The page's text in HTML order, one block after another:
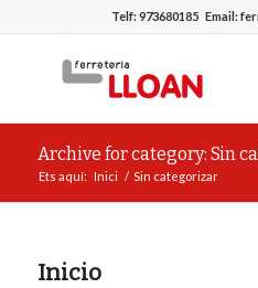
Telf:973680185Email:
Archive for category: Sin
Ets aquí: Inici / Sin categorizar
Inicio